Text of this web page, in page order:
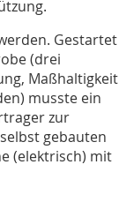
Gestartet
(drei
Maßhaltigkeit
musste ein
zur
gebauten
(elektrisch) mit